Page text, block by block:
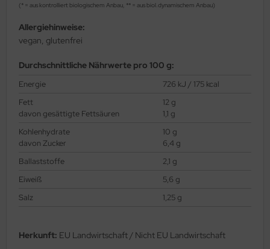
(* = aus kontrolliert biologischem Anbau, ** = aus biol.dynamischem Anbau)
Allergiehinweise:
vegan, glutenfrei
Durchschnittliche Nährwerte pro 100 g:
Energie
726 kJ / 175 kcal
Fett
davon gesättigte Fettsäuren
12 g
1,1 g
Kohlenhydrate
davon Zucker
10 g
6,4 g
Ballaststoffe
2,1 g
Eiweiß
5,6 g
Salz
1,25 g
Herkunft: EU Landwirtschaft / Nicht EU Landwirtschaft